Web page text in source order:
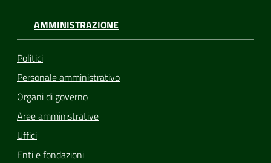
AMMINISTRAZIONE
Politici
Personale amministrativo
Organi di governo
Aree amministrative
Uffici
Enti e fondazioni